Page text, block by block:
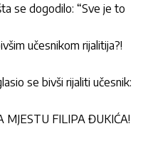
se dogodilo: “Sve je to
učesnikom rijalitija?!
se bivši rijaliti učesnik:
MJESTU FILIPA ĐUKIĆA!